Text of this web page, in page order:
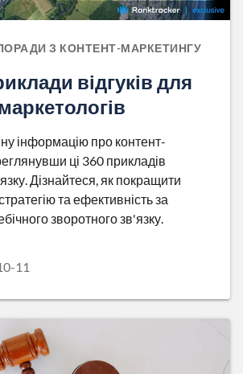
ПОРАДИ З КОНТЕНТ-МАРКЕТИНГУ
відгуків для
інформацію про контент-
ці 360 прикладів
Дізнайтеся, як покращити
та ефективність за
зворотного зв'язку.
11